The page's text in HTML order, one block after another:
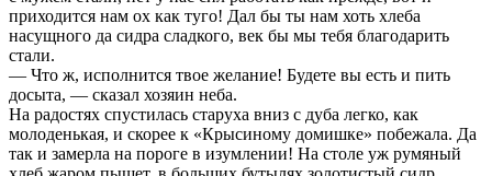
приходится нам ох как туго! Дал бы ты нам хоть хлеба
насущного да сидра сладкого, век бы мы тебя благодарить
стали.
— Что ж, исполнится твое желание! Будете вы есть и пить
досыта, — сказал хозяин неба.
На радостях спустилась старуха вниз с дуба легко, как
молоденькая, и скорее к «Крысиному домишке» побежала. Да
так и замерла на пороге в изумлении! На столе уж румяный